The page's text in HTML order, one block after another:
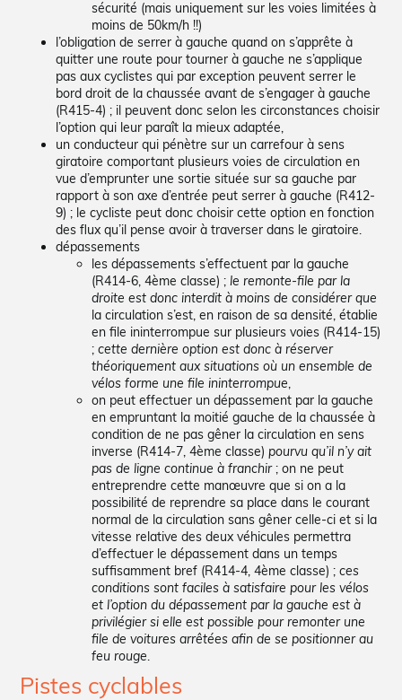
sécurité (mais uniquement sur les voies limitées à
moins de 50km/h !!)
l’obligation de serrer à gauche quand on s’apprête à
quitter une route pour tourner à gauche ne s’applique
pas aux cyclistes qui par exception peuvent serrer le
bord droit de la chaussée avant de s’engager à gauche
(R415-4) ; il peuvent donc selon les circonstances choisir
l’option qui leur paraît la mieux adaptée,
un conducteur qui pénètre sur un carrefour à sens
giratoire comportant plusieurs voies de circulation en
vue d’emprunter une sortie située sur sa gauche par
rapport à son axe d’entrée peut serrer à gauche (R412-
9) ; le cycliste peut donc choisir cette option en fonction
des flux qu’il pense avoir à traverser dans le giratoire.
dépassements
les dépassements s’effectuent par la gauche
(R414-6, 4ème classe) ;le remonte-file par la
droite est donc interdit à moins de considérer que
la circulation s’est, en raison de sa densité, établie
en file ininterrompue sur plusieurs voies (R414-15)
;cette dernière option est donc à réserver
théoriquement aux situations où un ensemble de
vélos forme une file ininterrompue,
on peut effectuer un dépassement par la gauche
en empruntant la moitié gauche de la chaussée à
condition de ne pas gêner la circulation en sens
inverse (R414-7, 4ème classe)pourvu qu’il n’y ait
pas de ligne continue à franchir; on ne peut
entreprendre cette manœuvre que si on a la
possibilité de reprendre sa place dans le courant
normal de la circulation sans gêner celle-ci et si la
vitesse relative des deux véhicules permettra
d’effectuer le dépassement dans un temps
suffisamment bref (R414-4, 4ème classe) ;ces
conditions sont faciles à satisfaire pour les vélos
et l’option du dépassement par la gauche est à
privilégier si elle est possible pour remonter une
file de voitures arrêtées afin de se positionner au
feu rouge.
Pistes cyclables